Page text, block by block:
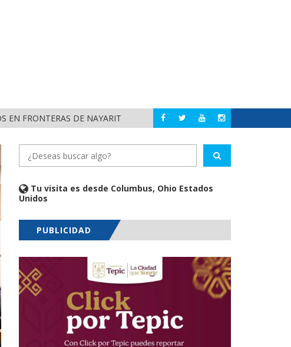
EN FRONTERAS DE NAYARIT NAYARIT MUNICIPIOS DE
Tu visita es desde Columbus, Ohio Estados
Unidos
PUBLICIDAD